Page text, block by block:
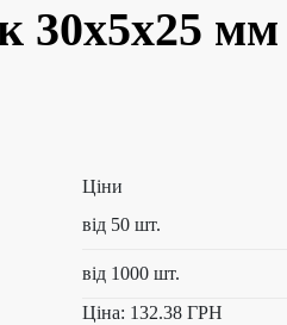
30х5х25 мм
Ціни
від 50 шт.
від 1000 шт.
Ціна: 132.38 ГРН